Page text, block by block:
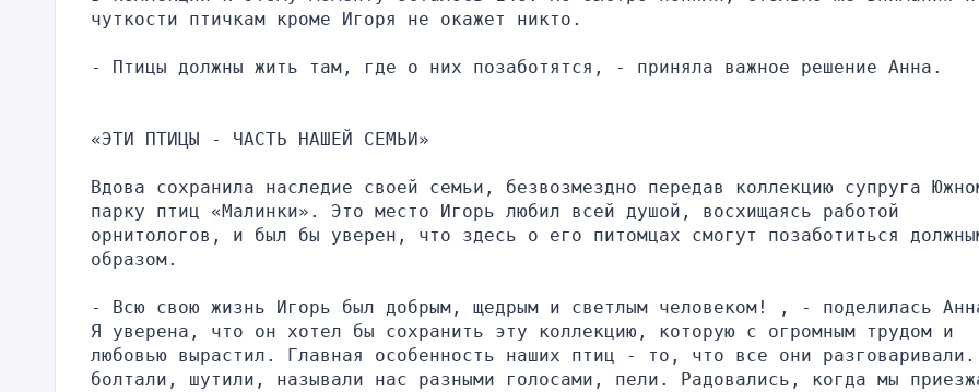
чуткости птичкам кроме Игоря не окажет никто.
- Птицы должны жить там, где о них позаботятся, - приняла важное решение Анна.
«ЭТИ ПТИЦЫ - ЧАСТЬ НАШЕЙ СЕМЬИ»
Вдова сохранила наследие своей семьи, безвозмездно передав коллекцию супруга
парку птиц «Малинки». Это место Игорь любил всей душой, восхищаясь работой
орнитологов, и был бы уверен, что здесь о его питомцах смогут позаботиться
образом.
- Всю свою жизнь Игорь был добрым, щедрым и светлым человеком! , - поделилась
Я уверена, что он хотел бы сохранить эту коллекцию, которую с огромным трудом и
любовью вырастил. Главная особенность наших птиц - то, что все они
болтали, шутили, называли нас разными голосами, пели. Радовались, когда мы